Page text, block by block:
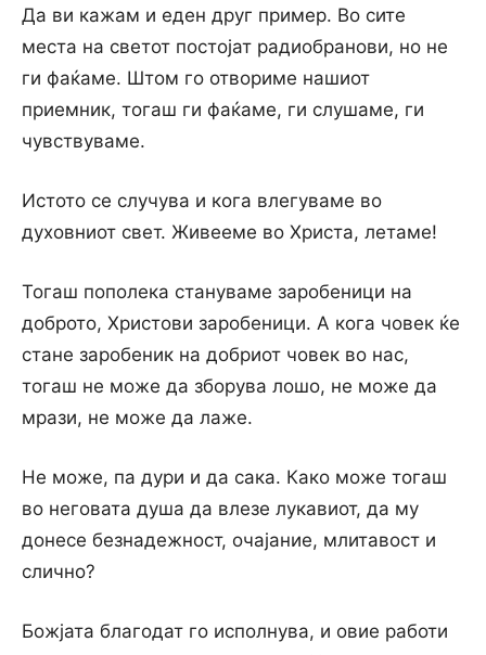
Да ви кажам и еден друг пример. Во сите
места на светот постојат радиобранови, но не
ги фаќаме. Штом го отвориме нашиот
приемник, тогаш ги фаќаме, ги слушаме, ги
чувствуваме.
Истото се случува и кога влегуваме во
духовниот свет. Живееме во Христа, летаме!
Тогаш пополека стануваме заробеници на
доброто, Христови заробеници. А кога човек ќе
стане заробеник на добриот човек во нас,
тогаш не може да зборува лошо, не може да
мрази, не може да лаже.
He може, па дури и да сака. Како може тогаш
во неговата душа да влезе лукавиот, да му
донесе безнадежност, очајание, млитавост и
слично?
Божјата благодат го исполнува, и овие работи